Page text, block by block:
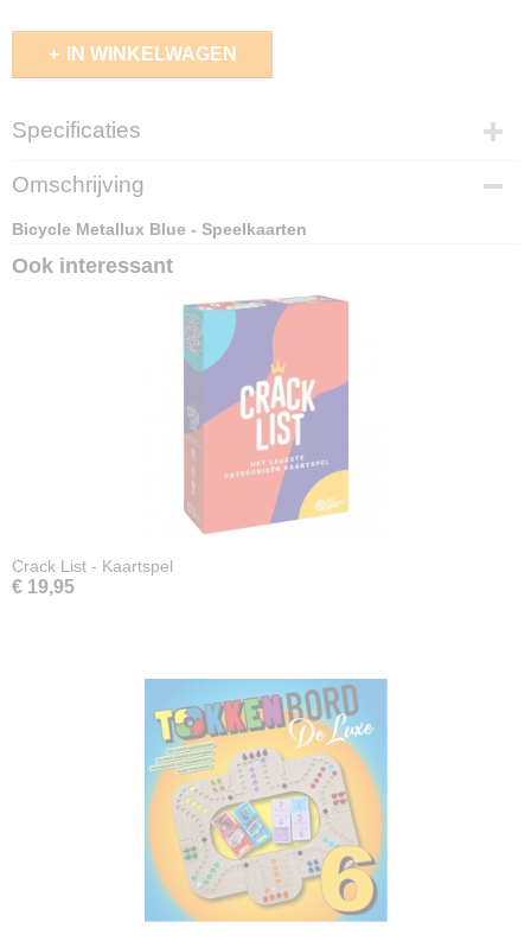
IN WINKELWAGEN
Specificaties
EAN code
073854024416
Omschrijving
Bicycle Metallux Blue - Speelkaarten
Ook interessant
Crack List - Kaartspel
€ 19,95